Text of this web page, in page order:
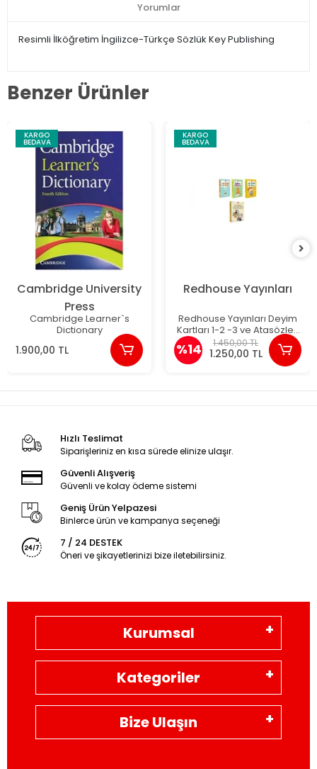
Yorumlar
Resimli İlköğretim İngilizce-Türkçe Sözlük Key Publishing
Benzer Ürünler
KARGO
BEDAVA
Cambridge University
Press
Cambridge Learner`s
Dictionary
1.900,00 TL
KARGO
BEDAVA
Redhouse Yayınları
Redhouse Yayınları Deyim
Kartları 1-2 -3 ve Atasözleri
Kartları
%14 1.450,00 TL
1.250,00 TL
Hızlı Teslimat
Siparişleriniz en kısa sürede elinize ulaşır.
Güvenli Alışveriş
Güvenli ve kolay ödeme sistemi
Geniş Ürün Yelpazesi
Binlerce ürün ve kampanya seçeneği
7 / 24 DESTEK
Öneri ve şikayetlerinizi bize iletebilirsiniz.
Kurumsal
Kategoriler
Bize Ulaşın